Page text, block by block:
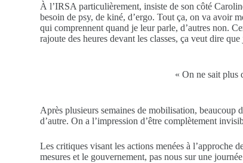
À l’IRSA particulièrement, insiste de son côté
besoin de psy, de kiné, d’ergo. Tout ça, on va avoir
qui comprennent quand je leur parle, d’autres non.
rajoute des heures devant les classes, ça veut dire
« On ne sait plus
Après plusieurs semaines de mobilisation, beaucoup
d’autre. On a l’impression d’être complètement
Les critiques visant les actions menées à l’approche
mesures et le gouvernement, pas nous sur une